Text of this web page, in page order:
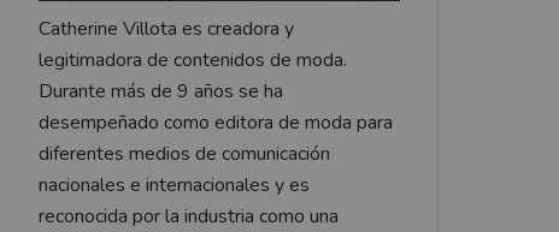
Catherine Villota es creadora y
legitimadora de contenidos de moda.
Durante más de 9 años se ha
desempeñado como editora de moda para
diferentes medios de comunicación
nacionales e internacionales y es
reconocida por la industria como una